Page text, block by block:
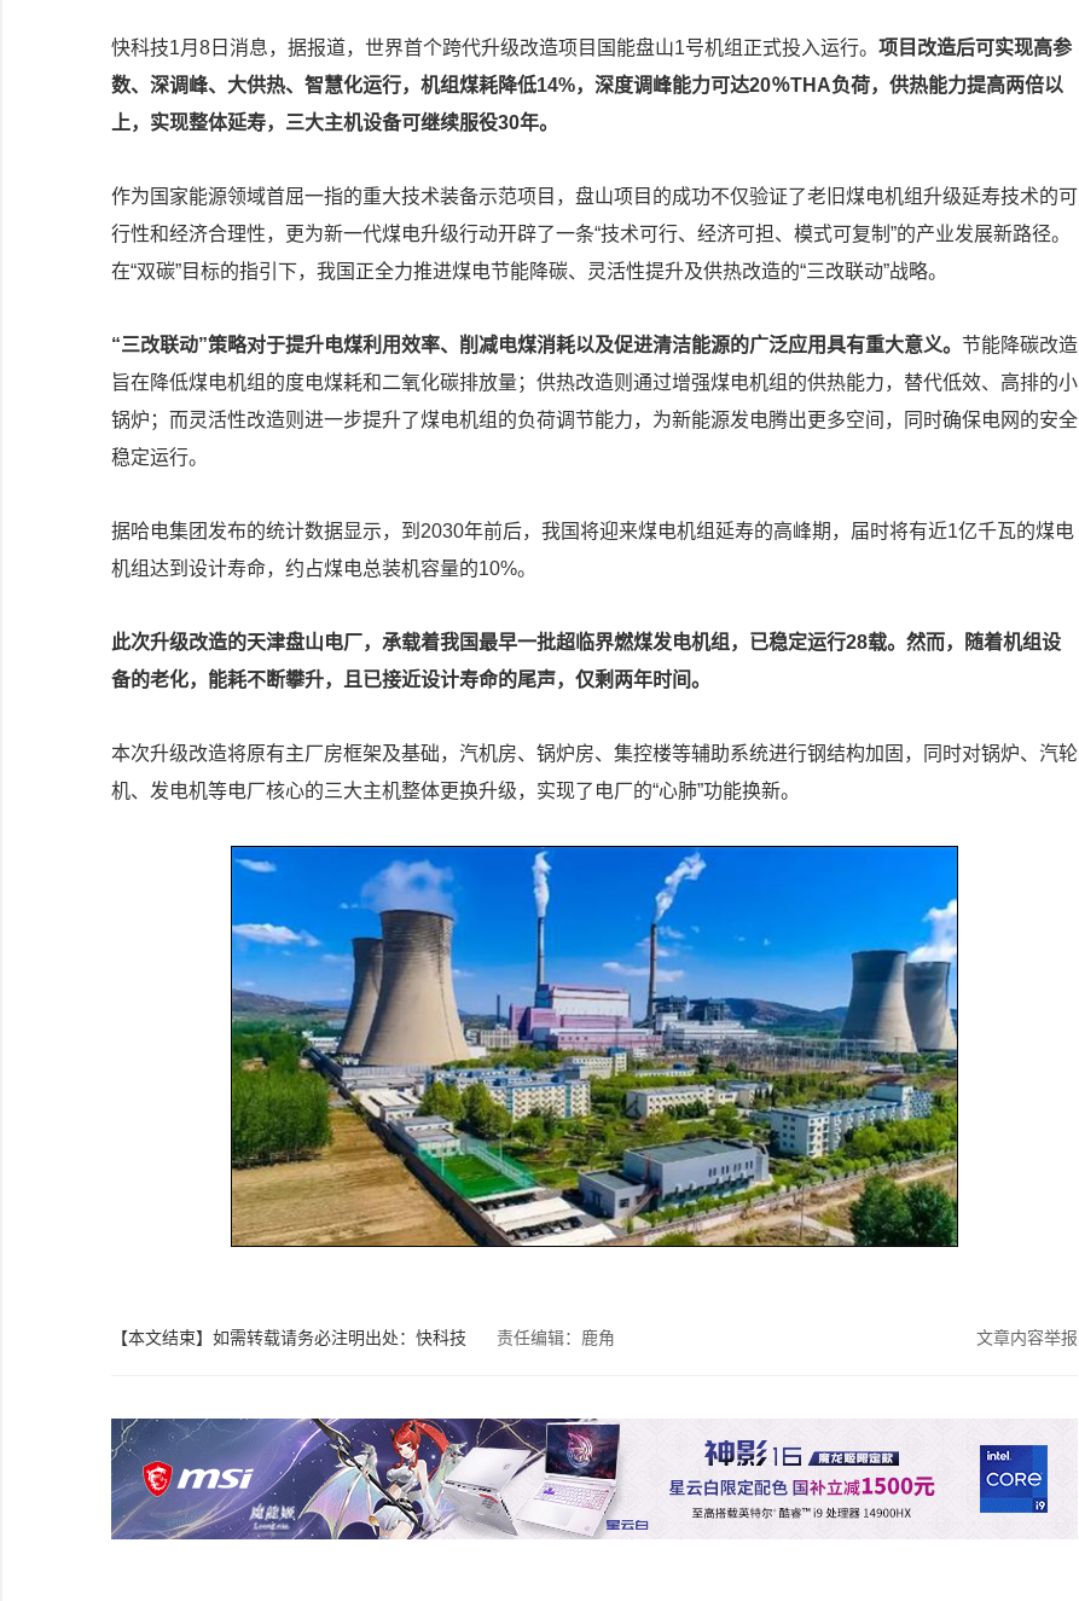
快科技1月8日消息，据报道，世界首个跨代升级改造项目国能盘山1号机组正式投入运行。 项目改造后可实现高参
数、深调峰、大供热、智慧化运行，机组煤耗降低14%，深度调峰能力可达20％THA负荷，供热能力提高两倍以
上，实现整体延寿，三大主机设备可继续服役30年。
作为国家能源领域首屈一指的重大技术装备示范项目，盘山项目的成功不仅验证了老旧煤电机组升级延寿技术的可
行性和经济合理性，更为新一代煤电升级行动开辟了一条“技术可行、经济可担、模式可复制”的产业发展新路径。
在“双碳”目标的指引下，我国正全力推进煤电节能降碳、灵活性提升及供热改造的“三改联动”战略。
“三改联动”策略对于提升电煤利用效率、削减电煤消耗以及促进清洁能源的广泛应用具有重大意义。 节能降碳改造
旨在降低煤电机组的度电煤耗和二氧化碳排放量；供热改造则通过增强煤电机组的供热能力，替代低效、高排的小
锅炉；而灵活性改造则进一步提升了煤电机组的负荷调节能力，为新能源发电腾出更多空间，同时确保电网的安全
稳定运行。
据哈电集团发布的统计数据显示，到2030年前后，我国将迎来煤电机组延寿的高峰期，届时将有近1亿千瓦的煤电
机组达到设计寿命，约占煤电总装机容量的10%。
此次升级改造的天津盘山电厂，承载着我国最早一批超临界燃煤发电机组，已稳定运行28载。然而，随着机组设
备的老化，能耗不断攀升，且已接近设计寿命的尾声，仅剩两年时间。
本次升级改造将原有主厂房框架及基础，汽机房、锅炉房、集控楼等辅助系统进行钢结构加固，同时对锅炉、汽轮
机、发电机等电厂核心的三大主机整体更换升级，实现了电厂的“心肺”功能换新。
【本文结束】如需转载请务必注明出处：快科技 责任编辑：鹿角 文章内容举报